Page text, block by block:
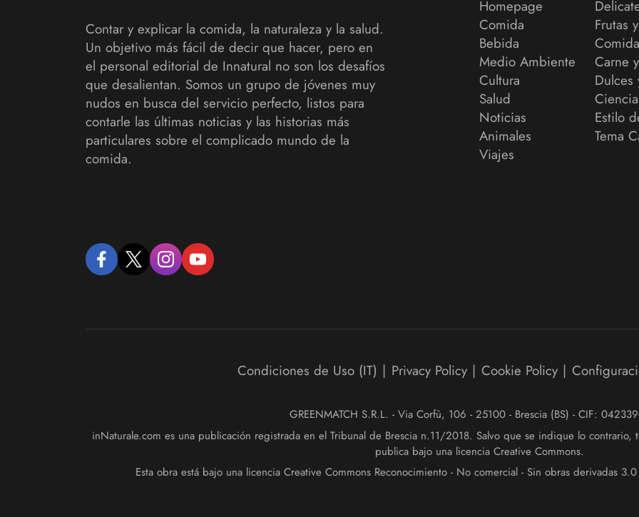
Contar y explicar la comida, la naturaleza y la salud.
Un objetivo más fácil de decir que hacer, pero en
el personal editorial de Innatural no son los desafíos
que desalientan. Somos un grupo de jóvenes muy
nudos en busca del servicio perfecto, listos para
contarle las últimas noticias y las historias más
particulares sobre el complicado mundo de la
comida.
facebooktwitter instagramyoutube
Homepage
Comida
Bebida
Medio Ambiente
Cultura
Salud
Noticias
Animales
Viajes
Frutas
Carne
Dulces
Ciencia
Estilo
Tema
Condiciones de Uso (IT) | Privacy Policy | Cookie Policy |
GREENMATCH S.R.L. - Via Corfù, 106 - 25100 - Brescia (BS) - CIF:
inNaturale.com es una publicación registrada en el Tribunal de Brescia n.11/2018. Salvo que se indique lo
publica bajo una licencia Creative Commons.
Esta obra está bajo una licencia Creative Commons Reconocimiento - No comercial - Sin obras derivadas